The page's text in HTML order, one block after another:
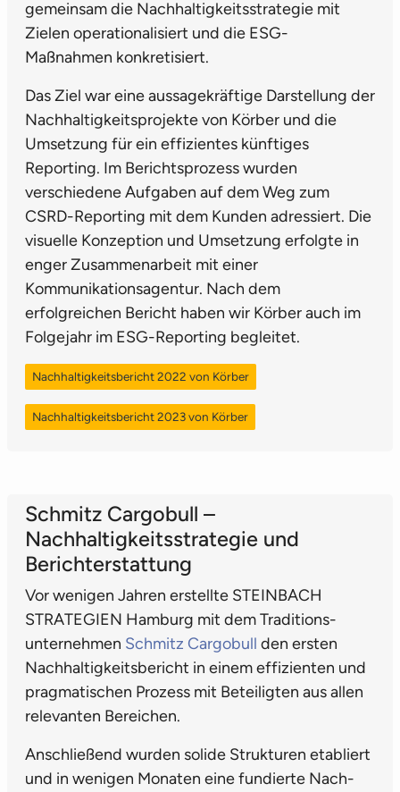
gemeinsam die Nachhaltigkeitsstrategie mit
Zielen operationalisiert und die ESG-
Maßnahmen konkretisiert.
Das Ziel war eine aussagekräftige Darstellung der
Nachhaltigkeitsprojekte von Körber und die
Umsetzung für ein effizientes künftiges
Reporting. Im Berichtsprozess wurden
verschiedene Aufgaben auf dem Weg zum
CSRD-Reporting mit dem Kunden adressiert. Die
visuelle Konzeption und Umsetzung erfolgte in
enger Zusammenarbeit mit einer
Kommunikationsagentur. Nach dem
erfolgreichen Bericht haben wir Körber auch im
Folgejahr im ESG-Reporting begleitet.
Nachhaltigkeitsbericht 2022 von Körber
Nachhaltigkeitsbericht 2023 von Körber
Schmitz Cargobull –
Nachhaltigkeits­strategie und
Bericht­erstattung
Vor wenigen Jahren erstellte STEINBACH
STRATEGIEN Hamburg mit dem Traditions­
unternehmen Schmitz Cargobull den ersten
Nach­haltigkeits­bericht in einem effizienten und
pragmatischen Prozess mit Beteiligten aus allen
relevanten Bereichen.
Anschließend wurden solide Strukturen etabliert
und in wenigen Monaten eine fundierte Nach­